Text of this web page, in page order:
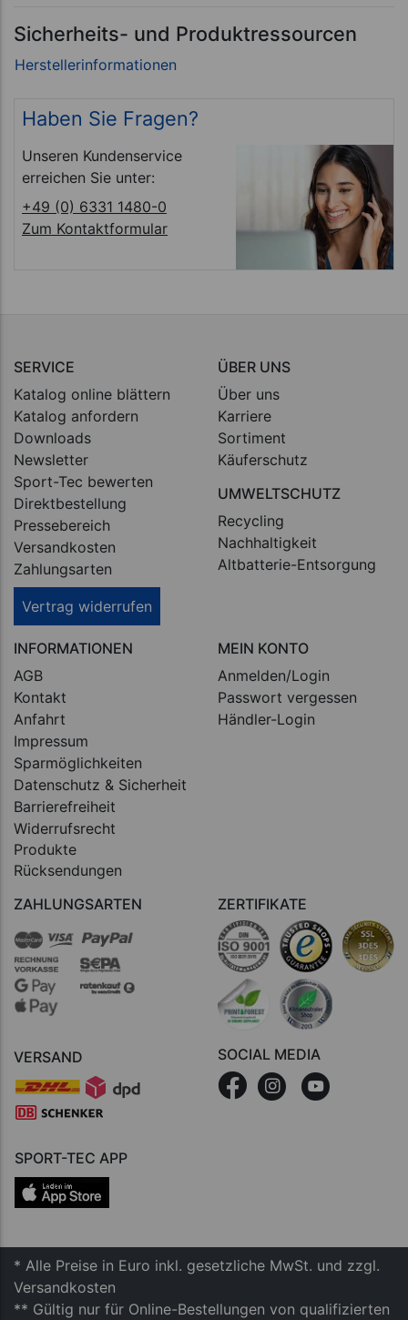
Sicherheits- und Produktressourcen
Haben Sie Fragen?
Unseren Kundenservice
erreichen Sie unter:
+49 (0) 6331 1480-0
Zum Kontaktformular
SERVICE
Katalog online blättern
Katalog anfordern
Downloads
Newsletter
Sport-Tec bewerten
Direktbestellung
Pressebereich
Versandkosten
Zahlungsarten
Vertrag widerrufen
ÜBER UNS
Über uns
Karriere
Sortiment
Käuferschutz
UMWELTSCHUTZ
Recycling
Nachhaltigkeit
Altbatterie-Entsorgung
INFORMATIONEN
AGB
Kontakt
Anfahrt
Impressum
Sparmöglichkeiten
Datenschutz & Sicherheit
Barrierefreiheit
Widerrufsrecht
Produkte
Rücksendungen
MEIN KONTO
Anmelden/Login
Passwort vergessen
Händler-Login
ZAHLUNGSARTEN
VERSAND
ZERTIFIKATE
SOCIAL MEDIA
SPORT-TEC APP
* Alle Preise in Euro inkl. gesetzliche MwSt. und zzgl.
Versandkosten
** Gültig nur für Online-Bestellungen von qualifizierten